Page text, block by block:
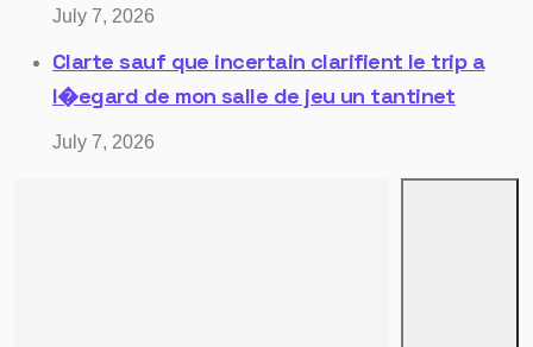
July 7, 2026
Clarte sauf que incertain clarifient le trip a
l�egard de mon salle de jeu un tantinet
July 7, 2026